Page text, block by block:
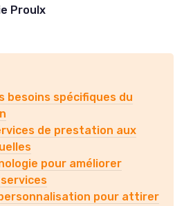
Proulx
besoins spécifiques du
de prestation aux
pour améliorer
pour attirer